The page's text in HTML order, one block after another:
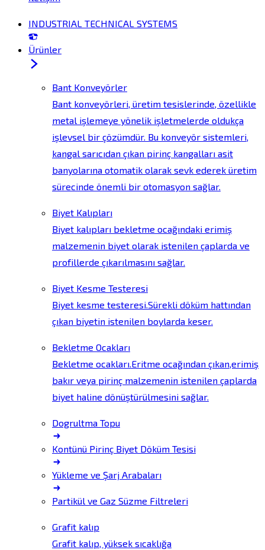
INDUSTRIAL TECHNICAL SYSTEMS
Ürünler
Bant Konveyörler
Bant konveyörleri, üretim tesislerinde, özellikle
metal işlemeye yönelik işletmelerde oldukça
işlevsel bir çözümdür. Bu konveyör sistemleri,
kangal sarıcıdan çıkan pirinç kangalları asit
banyolarına otomatik olarak sevk ederek üretim
sürecinde önemli bir otomasyon sağlar.
Biyet Kalıpları
Biyet kalıpları bekletme ocağındaki erimiş
malzemenin biyet olarak istenilen çaplarda ve
profillerde çıkarılmasını sağlar.
Biyet Kesme Testeresi
Biyet kesme testeresi.Sürekli döküm hattından
çıkan biyetin istenilen boylarda keser.
Bekletme Ocakları
Bekletme ocakları.Eritme ocağından çıkan,erimiş
bakır veya pirinç malzemenin istenilen çaplarda
biyet haline dönüştürülmesini sağlar.
Dogrultma Topu
Kontünü Pirinç Biyet Döküm Tesisi
Yükleme ve Şarj Arabaları
Partikül ve Gaz Süzme Filtreleri
Grafit kalıp
Grafit kalıp, yüksek sıcaklığa